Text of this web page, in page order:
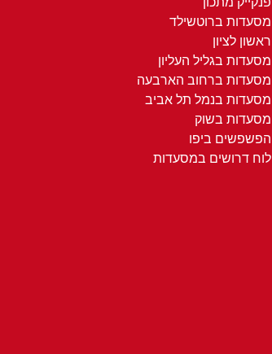
מסעדות ברוטשילד
ראשון לציון
מסעדות בגליל העליון
מסעדות ברחוב הארבעה
מסעדות בנמל תל אביב
מסעדות בשוק
הפשפשים ביפו
לוח דרושים במסעדות